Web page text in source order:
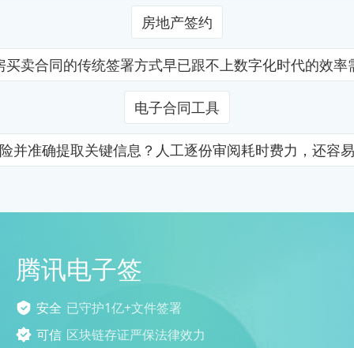
房地产签约
卖合同的传统签署方式早已跟不上数字化时代的效
电子合同工具
并准确提取关键信息？人工逐份审阅耗时费力，还容
腾讯电子签
安全 已守护1亿+文件签署
可信 区块链存证严保法律效力